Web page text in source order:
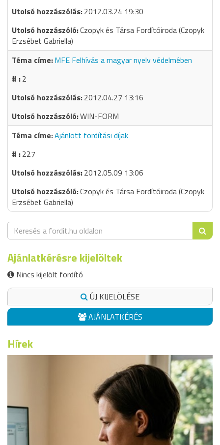
2012.03.24 19:30
Czopyk és Társa Fordítóiroda (Czopyk
Erzsébet Gabriella)
MFE Felhívás a magyar nyelv védelmében
2
2012.04.27 13:16
WIN-FORM
Ajánlott fordítási díjak
227
2012.05.09 13:06
Czopyk és Társa Fordítóiroda (Czopyk
Erzsébet Gabriella)
Ajánlatkérésre kijelöltek
Nincs kijelölt fordító
ÚJ KIJELÖLÉSE
AJÁNLATKÉRÉS
Hírek